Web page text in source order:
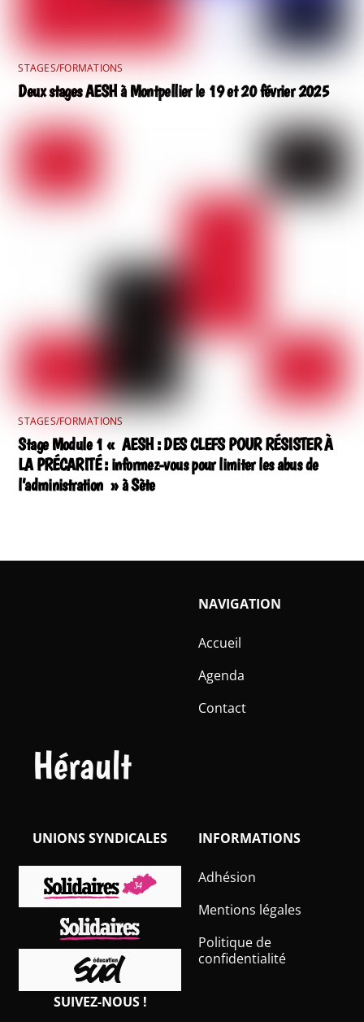
STAGES/FORMATIONS
Deux stages AESH à Montpellier le 19 et 20 février 2025
STAGES/FORMATIONS
Stage Module 1 « AESH : DES CLEFS POUR RÉSISTER À
LA PRÉCARITÉ : informez-vous pour limiter les abus de
l’administration » à Sète
Hérault
NAVIGATION
Accueil
Agenda
Contact
INFORMATIONS
Adhésion
Mentions légales
Politique de
confidentialité
SUIVEZ-NOUS !
UNIONS SYNDICALES